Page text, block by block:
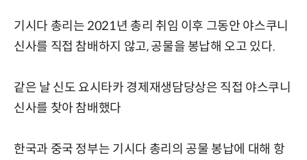
기시다 총리는 2021년 총리 취임 이후 그동안 야스쿠니
신사를 직접 참배하지 않고, 공물을 봉납해 오고 있다.
같은 날 신도 요시타카 경제재생담당상은 직접 야스쿠니
신사를 찾아 참배했다
한국과 중국 정부는 기시다 총리의 공물 봉납에 대해 항